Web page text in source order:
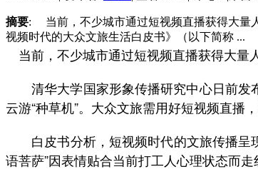
摘要: 当前，不少城市通过短视频直播获得大量
视频时代的大众文旅生活白皮书》（以下简称 ...
当前，不少城市通过短视频直播获得大量
清华大学国家形象传播研究中心日前发布
云游“种草机”。大众文旅需用好短视频直播
白皮书分析，短视频时代的文旅传播呈
语菩萨”因表情贴合当前打工人心理状态而